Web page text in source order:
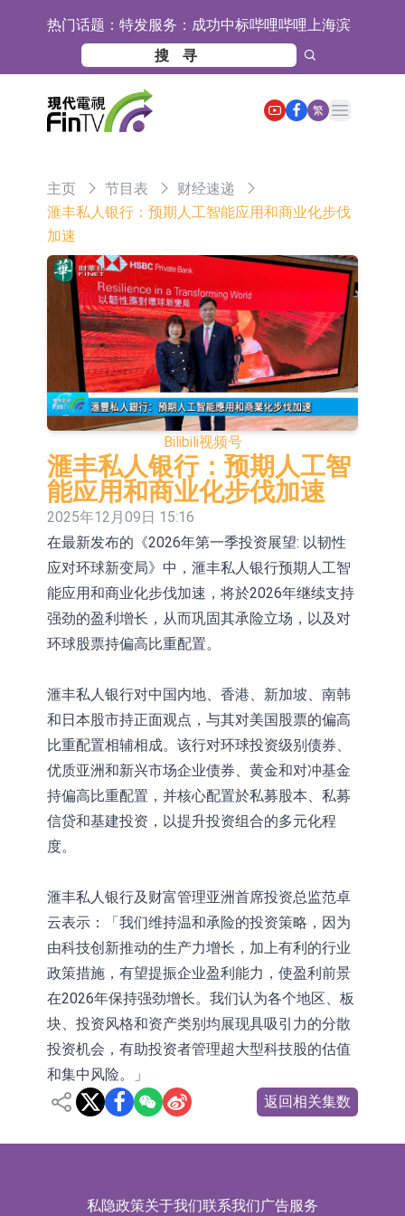
热门话题： 特发服务：成功中标哔哩哔哩上海滨
江总部物业服务项目
亚太股份：公司是零跑汽车和
Stellantis集团的供应商
理工雷科面向边缘AI场景推出"山
海"系列智算模组 系列产品基于国产
【异动股】医疗研发外包板块拉升，
依米康：海外交付以东南亚、中东市
活配置混合型发起式证券投资基金临
时停牌
上交所：景顺长城全球半导体芯片产
业股票型证券投资基金临时停牌
【异动股】港股跌幅榜前十，卡森国
际(00496.HK)跌22.40%，九福来
(08611.HK)跌21.01%
【异动股】港股涨幅榜前十，拿森科
技(02261.HK)涨+75.05%，辰兴发展
(02286.HK)涨+64.91%
神火股份：新疆神火铝水转化率已
100%
【异动股】焦炭Ⅲ板块下挫，陕西黑
猫(601015.CN)跌8.38%
【异动股】医疗研发外包板块拉升，
毕得医药(688073.CN)涨20.01%
中远海科：与中远海运国际(香港)有
限公司正在开展增资对价的支付
新莱应材：受益于半导体国产替代提
速及国内晶圆厂扩产 公司泛半导体全
产品线新签订单向好
【异动股】港股跌幅榜前十，智傲控
股(08282.HK)跌16.39%，中国智能健
康(00348.HK)跌14.81%
【异动股】港股涨幅榜前十，帝国科
技集团股权(02993.HK)涨+140.00%，
深交所：鑫元中证电池主题交易型开
交易
目标客户的测试认证
上期所：7月份对11个实际控制关系
账户组采取限制开仓的监管措施
繁
Open main menu
主页 节目表
财经速递
滙丰私人银行：预期人工智能应用和商业化步伐
加速
Bilibili视频号
滙丰私人银行：预期人工智
能应用和商业化步伐加速
2025年12月09日 15:16
在最新发布的《2026年第一季投资展望: 以韧性
应对环球新变局》中，滙丰私人银行预期人工智
能应用和商业化步伐加速，将於2026年继续支持
强劲的盈利增长，从而巩固其承险立场，以及对
环球股票持偏高比重配置。
滙丰私人银行对中国内地、香港、新加坡、南韩
和日本股市持正面观点，与其对美国股票的偏高
比重配置相辅相成。该行对环球投资级别债券、
优质亚洲和新兴市场企业债券、黄金和对冲基金
持偏高比重配置，并核心配置於私募股本、私募
信贷和基建投资，以提升投资组合的多元化程
度。
滙丰私人银行及财富管理亚洲首席投资总监范卓
云表示：「我们维持温和承险的投资策略，因为
由科技创新推动的生产力增长，加上有利的行业
政策措施，有望提振企业盈利能力，使盈利前景
在2026年保持强劲增长。我们认为各个地区、板
块、投资风格和资产类别均展现具吸引力的分散
投资机会，有助投资者管理超大型科技股的估值
和集中风险。」
返回相关集数
私隐政策关于我们联系我们广告服务